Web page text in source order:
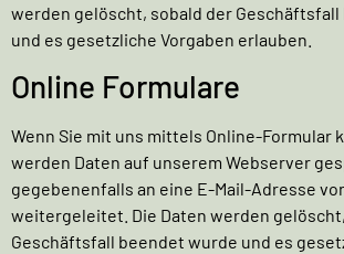
werden gelöscht, sobald der
und es gesetzliche Vorgaben erlauben.
Online Formulare
Wenn Sie mit uns mittels Online-Formular
werden Daten auf unserem Webserver
gegebenenfalls an eine E-Mail-Adresse
weitergeleitet. Die Daten werden
Geschäftsfall beendet wurde und es